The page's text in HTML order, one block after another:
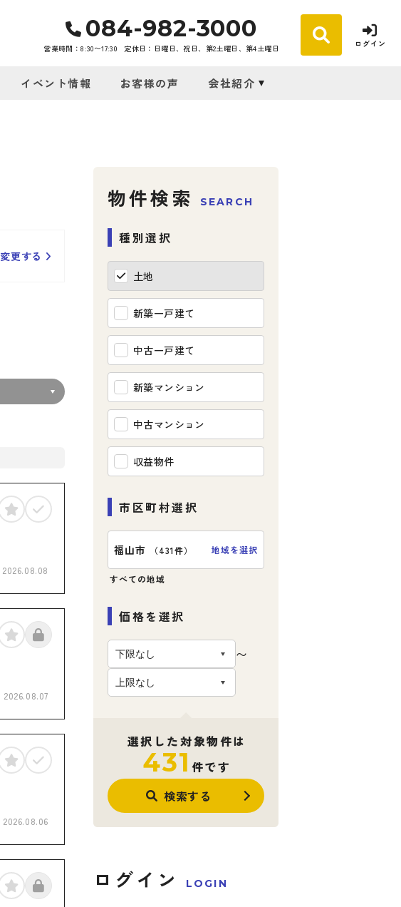
084-982-3000
営業時間：8:30〜17:30 定休日：日曜日、祝日、第2土曜日、第4土曜日 ログイン
イベント情報 お客様の声 会社紹介
変更する
2026.08.08
2026.08.07
2026.08.06
物件検索 SEARCH
種別選択
土地
新築一戸建て
中古一戸建て
新築マンション
中古マンション
収益物件
市区町村選択
福山市 （431件） 地域を選択
すべての地域
価格を選択
〜
選択した対象物件は
431 件です
検索する
ログイン LOGIN